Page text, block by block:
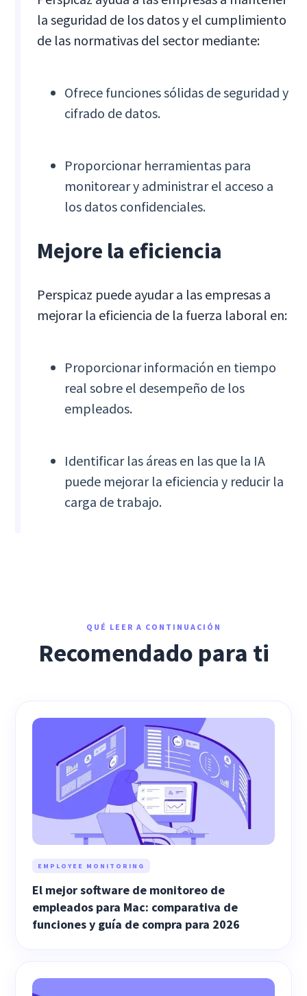
la seguridad de los datos y el cumplimiento
de las normativas del sector mediante:
Ofrece funciones sólidas de seguridad y
cifrado de datos.
Proporcionar herramientas para
monitorear y administrar el acceso a
los datos confidenciales.
Mejore la eficiencia
Perspicaz puede ayudar a las empresas a
mejorar la eficiencia de la fuerza laboral en:
Proporcionar información en tiempo
real sobre el desempeño de los
empleados.
Identificar las áreas en las que la IA
puede mejorar la eficiencia y reducir la
carga de trabajo.
QUÉ LEER A CONTINUACIÓN
Recomendado para ti
EMPLOYEE MONITORING
El mejor software de monitoreo de
empleados para Mac: comparativa de
funciones y guía de compra para 2026